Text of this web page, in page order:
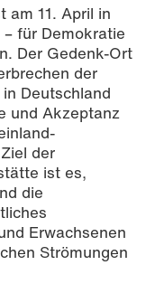
am 11. April in
für Demokratie
Der Gedenk-Ort
der
Deutschland
und Akzeptanz
der
ist es,
die
Erwachsenen
Strömungen